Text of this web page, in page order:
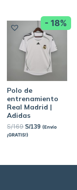
- 18%
Polo de
entrenamiento
Real Madrid |
Adidas
S/169 S/139 (Envío
¡GRATIS!)